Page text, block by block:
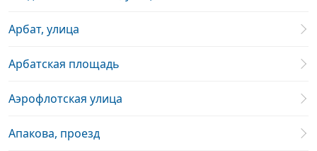
Арбат, улица
Арбатская площадь
Аэрофлотская улица
Апакова, проезд